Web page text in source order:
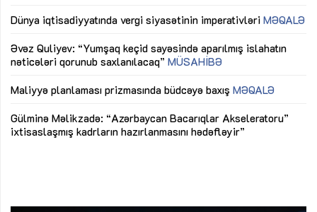
Dünya iqtisadiyyatında vergi siyasətinin imperativləri MƏQALƏ
Əvəz Quliyev: “Yumşaq keçid sayəsində aparılmış islahatın
nəticələri qorunub saxlanılacaq” MÜSAHİBƏ
Maliyyə planlaması prizmasında büdcəyə baxış MƏQALƏ
Gülminə Məlikzadə: “Azərbaycan Bacarıqlar Akseleratoru”
ixtisaslaşmış kadrların hazırlanmasını hədəfləyir”